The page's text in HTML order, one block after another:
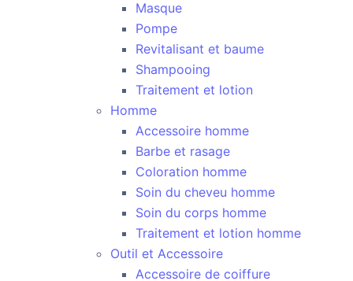
Masque
Pompe
Revitalisant et baume
Shampooing
Traitement et lotion
Homme
Accessoire homme
Barbe et rasage
Coloration homme
Soin du cheveu homme
Soin du corps homme
Traitement et lotion homme
Outil et Accessoire
Accessoire de coiffure